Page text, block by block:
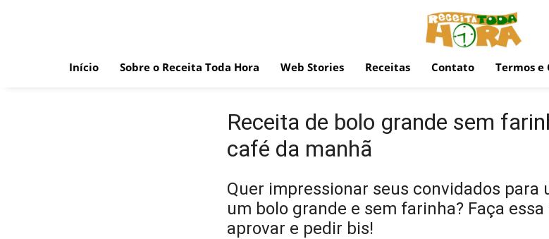
Início Sobre o Receita Toda Hora Web Stories Receitas Contato Termos e
Receita de bolo grande sem
café da manhã
Quer impressionar seus convidados para
um bolo grande e sem farinha? Faça
aprovar e pedir bis!